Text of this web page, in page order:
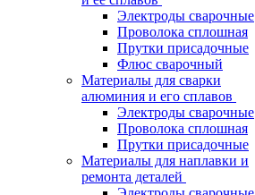
Электроды сварочные
Проволока сплошная
Прутки присадочные
Флюс сварочный
Материалы для сварки
алюминия и его сплавов
Электроды сварочные
Проволока сплошная
Прутки присадочные
Материалы для наплавки и
ремонта деталей